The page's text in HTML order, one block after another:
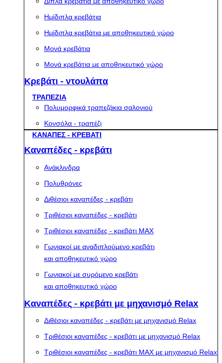
Ημίδιπλα κρεβάτια
Ημίδιπλα κρεβάτια με αποθηκευτικό χώρο
Μονά κρεβάτια
Μονά κρεβάτια με αποθηκευτικό χώρο
Κρεβάτι - ντουλάπα
ΤΡΑΠΕΖΙΑ
Πολυμορφικά τραπεζάκια σαλονιού
Κονσόλα - τραπέζι
ΚΑΝΑΠΕΣ - ΚΡΕΒΑΤΙ
Καναπέδες - κρεβάτι
Ανάκλινδρα
Πολυθρόνες
Διθέσιοι καναπέδες - κρεβάτι
Τριθέσιοι καναπέδες - κρεβάτι
Τριθέσιοι καναπέδες - κρεβάτι MAX
Γωνιακοί με αναδιπλούμενο κρεβάτι
και αποθηκευτικό χώρο
Γωνιακοί με συρόμενο κρεβάτι
και αποθηκευτικό χώρο
Καναπέδες - κρεβάτι με μηχανισμό Relax
Διθέσιοι καναπέδες - κρεβάτι με μηχανισμό Relax
Τριθέσιοι καναπέδες - κρεβάτι με μηχανισμό Relax
Τριθέσιοι καναπέδες - κρεβάτι MAX με μηχανισμό Relax